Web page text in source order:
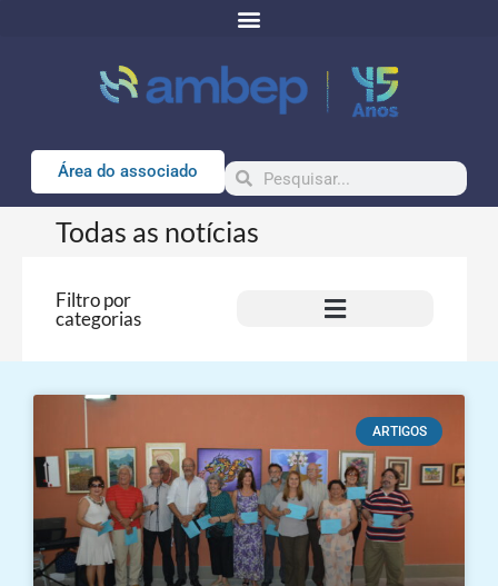
Área do associado
Todas as notícias
Filtro por
categorias
ARTIGOS